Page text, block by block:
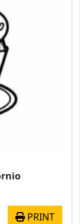
PRINT